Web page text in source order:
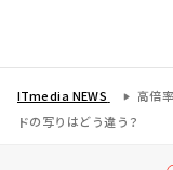
ITmedia NEWS
高倍
ドの写りはどう違う？